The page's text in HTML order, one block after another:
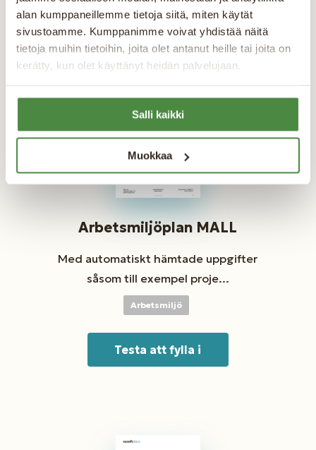
alan kumppaneillemme tietoja siitä, miten käytät
sivustoamme. Kumppanimme voivat yhdistää näitä
tietoja muihin tietoihin, joita olet antanut heille tai joita on
kerätty, kun olet käyttänyt heidän palvelujaan.
Salli kaikki
Muokkaa
Arbetsmiljöplan MALL
Med automatiskt hämtade uppgifter
såsom till exempel proje...
Arbetsmiljö
Testa att fylla i